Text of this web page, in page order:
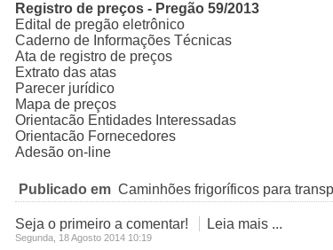
Registro de preços - Pregão 59/2013
Edital de pregão eletrônico
Caderno de Informações Técnicas
Ata de registro de preços
Extrato das atas
Parecer jurídico
Mapa de preços
Orientacão Entidades Interessadas
Orientacão Fornecedores
Adesão on-line
Publicado em Caminhões frigoríficos para
Seja o primeiro a comentar! Leia mais ...
Segunda, 18 Agosto 2014 10:19